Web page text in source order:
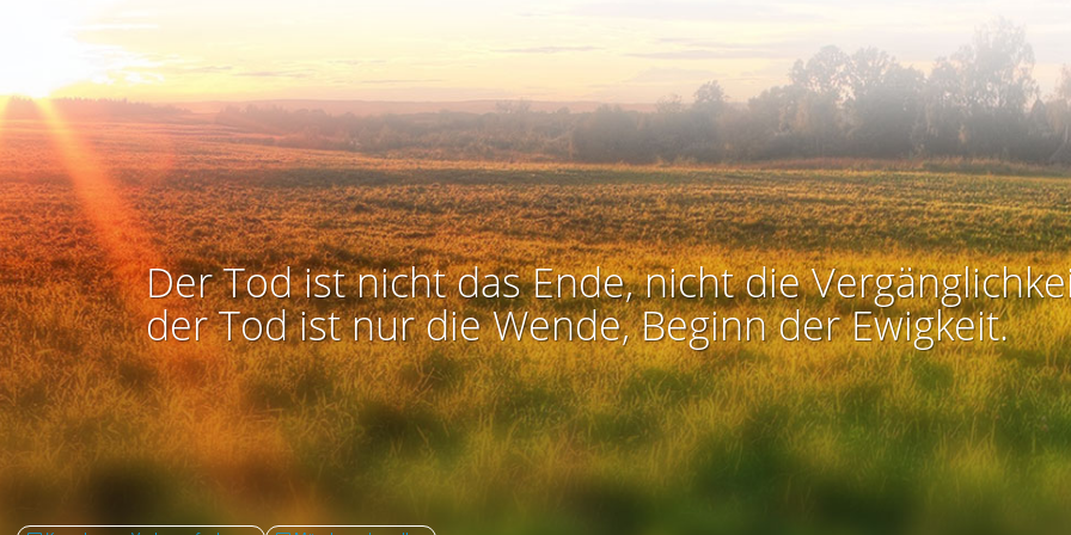
Der Tod ist nicht das Ende, nicht die
der Tod ist nur die Wende, Beginn der Ewigkeit.